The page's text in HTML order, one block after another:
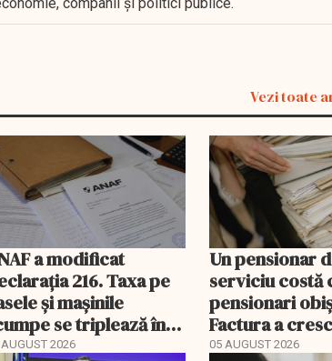
companii și politici publice.
Vezi toate
a modificat
216. Taxa pe
și mașinile
se triplează în
2026
Un pensionar
serviciu costă
pensionari
Factura a
ori mai repede
05 AUGUST 2026